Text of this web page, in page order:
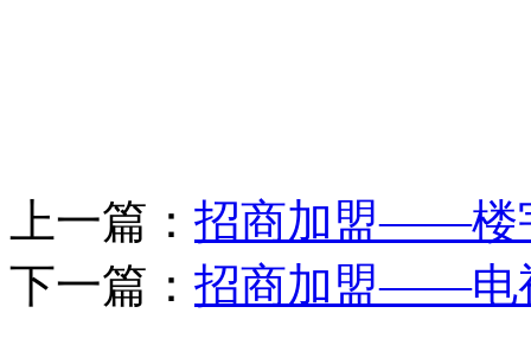
上一篇： 招商加盟——楼
下一篇： 招商加盟——电